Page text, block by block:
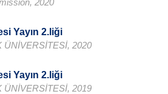
Yayın 2.liği
ÜNİVERSİTESİ, 2020
Yayın 2.liği
ÜNİVERSİTESİ, 2019